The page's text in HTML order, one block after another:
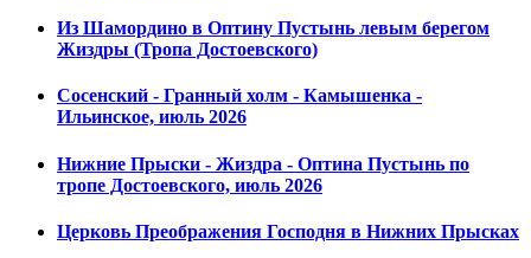
Из Шамордино в Оптину Пустынь левым берегом
Жиздры (Тропа Достоевского)
Сосенский - Гранный холм - Камышенка -
Ильинское, июль 2026
Нижние Прыски - Жиздра - Оптина Пустынь по
тропе Достоевского, июль 2026
Церковь Преображения Господня в Нижних Прысках